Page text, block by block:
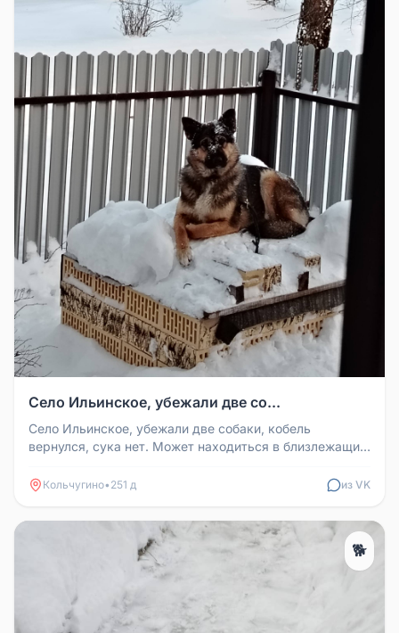
Село Ильинское, убежали две со...
Село Ильинское, убежали две собаки, кобель
вернулся, сука нет. Может находиться в близлежащих
Кольчугино• 251 д из VK
🐕